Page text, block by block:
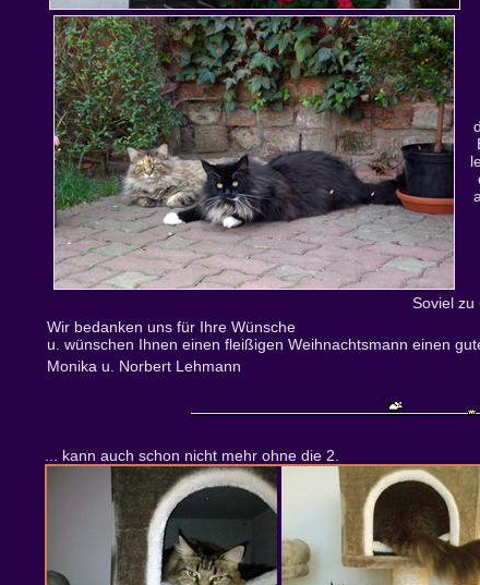
Soviel zu
Wir bedanken uns für Ihre Wünsche
u. wünschen Ihnen einen fleißigen Weihnachtsmann einen
Monika u. Norbert Lehmann
... kann auch schon nicht mehr ohne die 2.